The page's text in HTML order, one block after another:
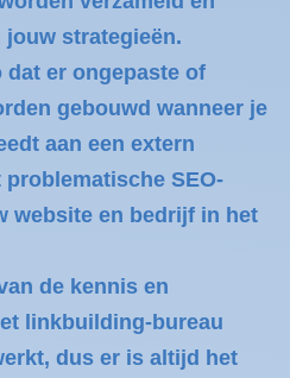
strategieën.
er ongepaste of
gebouwd wanneer je
aan een extern
SEO-
website en bedrijf in het
de kennis en
linkbuilding-bureau
dus er is altijd het